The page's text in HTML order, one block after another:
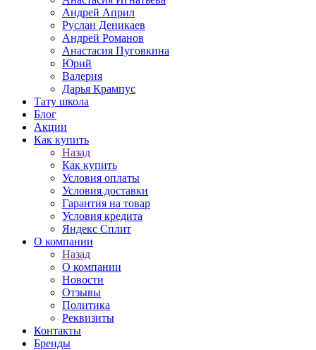
Андрей Април
Руслан Деникаев
Андрей Романов
Анастасия Пуговкина
Юрий
Валерия
Дарья Крампус
Тату школа
Блог
Акции
Как купить
Назад
Как купить
Условия оплаты
Условия доставки
Гарантия на товар
Условия кредита
Яндекс Сплит
О компании
Назад
О компании
Новости
Отзывы
Политика
Реквизиты
Контакты
Бренды